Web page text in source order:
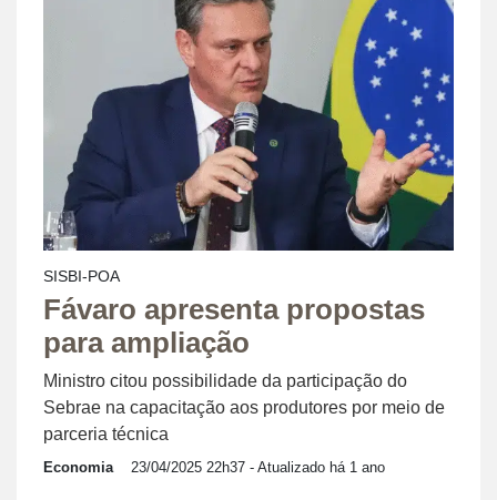
SISBI-POA
Fávaro apresenta propostas
para ampliação
Ministro citou possibilidade da participação do
Sebrae na capacitação aos produtores por meio de
parceria técnica
Economia 23/04/2025 22h37 - Atualizado há 1 ano